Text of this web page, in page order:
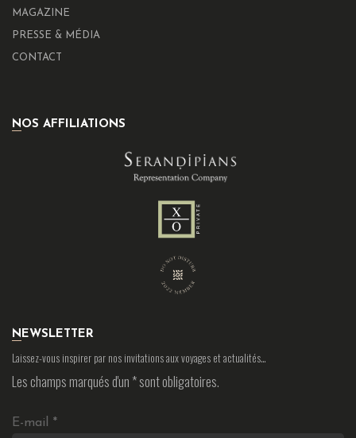
MAGAZINE
PRESSE & MÉDIA
CONTACT
NOS AFFILIATIONS
NEWSLETTER
Laissez-vous inspirer par nos invitations aux voyages et actualités…
Les champs marqués d'un *sont obligatoires.
E-mail *